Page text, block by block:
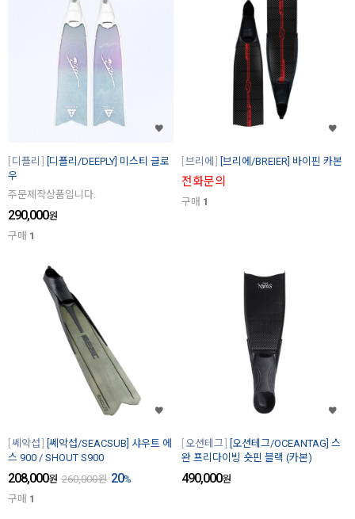
디플리
[디플리/DEEPLY] 미스티 글로
우
주문제작상품입니다.
290,000원
구매 1
브리에 [브리에/BREIER] 바이핀 카본
전화문의
구매 1
쎄악섭
[쎄악섭/SEACSUB] 샤우트 에
스 900 / SHOUT S900
208,000원 260,000원 20%
구매 1
오션테그
[오션테그/OCEANTAG] 스
완 프리다이빙 숏핀 블랙 (카본)
490,000원